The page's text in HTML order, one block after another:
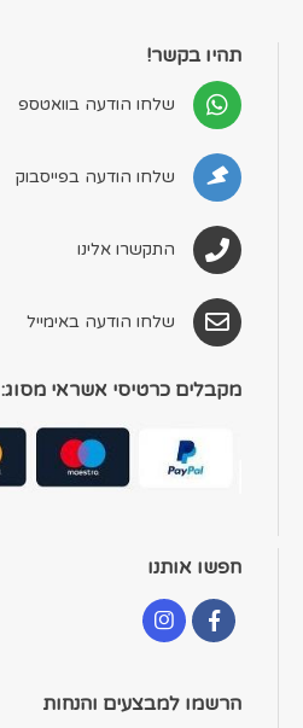
תהיו בקשר!
שלחו הודעה בוואטספ
שלחו הודעה בפייסבוק
התקשרו אלינו
שלחו הודעה באימייל
מקבלים כרטיסי אשראי מסוג:
חפשו אותנו
הרשמו למבצעים והנחות